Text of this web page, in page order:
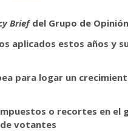
Brief del Grupo de
aplicados estos años y
para logar un
o recortes en
votantes